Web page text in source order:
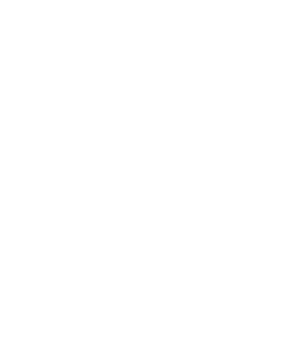
u radnjama